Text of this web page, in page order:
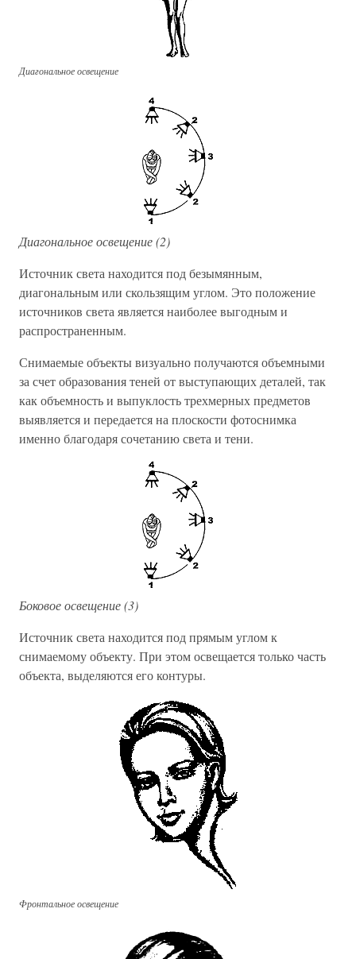
Диагональное освещение
Диагональное освещение (2)
Источник света находится под безымянным,
диагональным или скользящим углом. Это положение
источников света является наиболее выгодным и
распространенным.
Снимаемые объекты визуально получаются объемными
за счет образования теней от выступающих деталей, так
как объемность и выпуклость трехмерных предметов
выявляется и передается на плоскости фотоснимка
именно благодаря сочетанию света и тени.
Боковое освещение (3)
Источник света находится под прямым углом к
снимаемому объекту. При этом освещается только часть
объекта, выделяются его контуры.
Фронтальное освещение